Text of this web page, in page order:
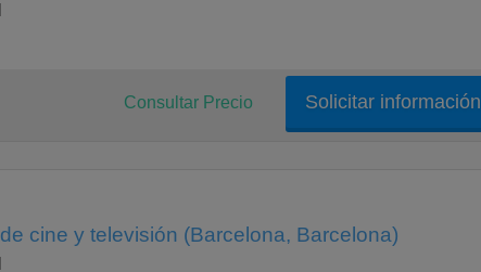
Solicitar información
Consultar Precio
cine y televisión (Barcelona, Barcelona)